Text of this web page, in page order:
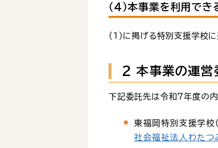
（４）本事業を利用でき
（１）に掲げる特別支援学校
２ 本事業の運営
下記委託先は令和7年度の内
東福岡特別支援学校
社会福祉法人わたつ